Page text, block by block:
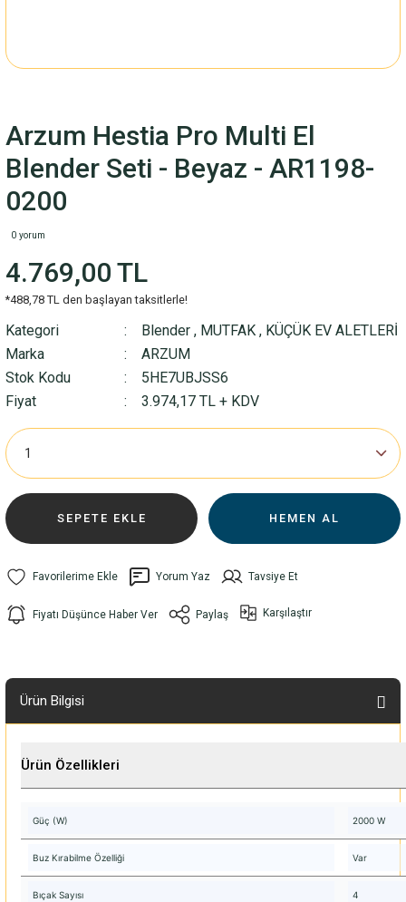
Arzum Hestia Pro Multi El
Blender Seti - Beyaz - AR1198-
0200
0 yorum
4.769,00 TL
*488,78 TL den başlayan taksitlerle!
Kategori Blender , MUTFAK , KÜÇÜK EV ALETLERİ
Marka
ARZUM
Stok Kodu
5HE7UBJSS6
Fiyat
3.974,17 TL + KDV
SEPETE EKLE HEMEN AL
Yorum Yaz Tavsiye Et
Fiyatı Düşünce Haber Ver Paylaş Karşılaştır
Ürün Bilgisi
Ürün Özellikleri
Güç (W) 2000 W
Buz Kırabilme Özelliği Var
Bıçak Sayısı 4